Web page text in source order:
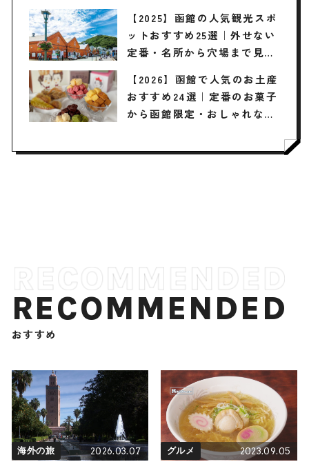
【2025】函館の人気観光スポ
ットおすすめ25選｜外せない
定番・名所から穴場まで見ど
【2026】函館で人気のお土産
おすすめ24選｜定番のお菓子
から函館限定・おしゃれなお
紹介
RECOMMENDED
おすすめ
海外の旅 2026.03.07 グルメ 2023.09.05